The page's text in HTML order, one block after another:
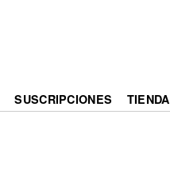
SUSCRIPCIONES TIENDA